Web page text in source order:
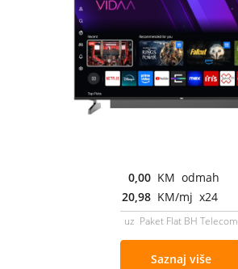
0,00 KM odmah
20,98 KM/mj x24
uz Paket Flat BH Telecom
Saznaj više